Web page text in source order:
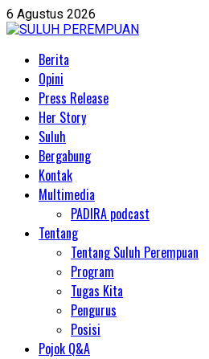
Skip
to
6 Agustus 2026
PrimaryBerita
Opini
Press Release
Her Story
Suluh
Bergabung
Kontak
Multimedia
PADIRA podcast
Tentang
Tentang Suluh Perempuan
Program
Tugas Kita
Pengurus
Posisi
Pojok Q&A